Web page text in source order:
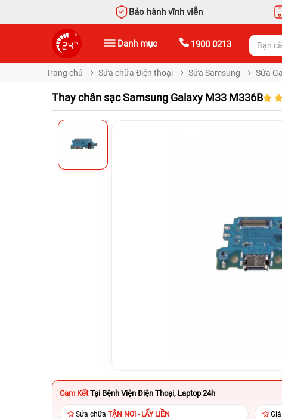
Bảo hành vĩnh viễn
Danh mục 1900 0213
Trang chủ Sửa chữa Điện thoại Sửa Samsung Sửa
Thay chân sạc Samsung Galaxy M33 M336B
Cam Kết Tại Bệnh Viện Điện Thoại, Laptop 24h
Sửa chữa TẬN NƠI - LẤY LIỀN